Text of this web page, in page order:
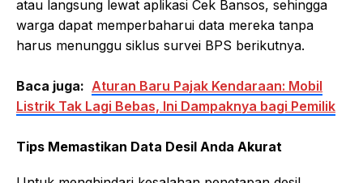
atau langsung lewat aplikasi Cek Bansos, sehingga
warga dapat memperbaharui data mereka tanpa
harus menunggu siklus survei BPS berikutnya.
Baca juga: Aturan Baru Pajak Kendaraan: Mobil
Listrik Tak Lagi Bebas, Ini Dampaknya bagi Pemilik
Tips Memastikan Data Desil Anda Akurat